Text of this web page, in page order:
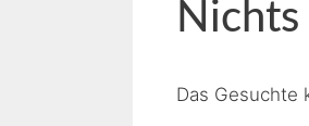
Das Gesuchte